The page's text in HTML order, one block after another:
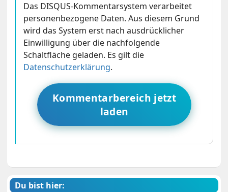
Das DISQUS-Kommentarsystem verarbeitet
personenbezogene Daten. Aus diesem Grund
wird das System erst nach ausdrücklicher
Einwilligung über die nachfolgende
Schaltfläche geladen. Es gilt die
Datenschutzerklärung.
Kommentarbereich jetzt
laden
Du bist hier: